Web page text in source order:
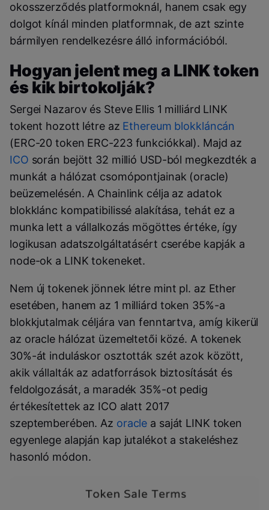
okosszerződés platformoknál, hanem csak egy
dolgot kínál minden platformnak, de azt szinte
bármilyen rendelkezésre álló információból.
Hogyan jelent meg a LINK token
és kik birtokolják?
Sergei Nazarov és Steve Ellis 1 milliárd LINK
tokent hozott létre az Ethereum blokkláncán
(ERC-20 token ERC-223 funkciókkal). Majd az
ICO során bejött 32 millió USD-ból megkezdték a
munkát a hálózat csomópontjainak (oracle)
beüzemelésén. A Chainlink célja az adatok
blokklánc kompatibilissé alakítása, tehát ez a
munka lett a vállalkozás mögöttes értéke, így
logikusan adatszolgáltatásért cserébe kapják a
node-ok a LINK tokeneket.
Nem új tokenek jönnek létre mint pl. az Ether
esetében, hanem az 1 milliárd token 35%-a
blokkjutalmak céljára van fenntartva, amíg kikerül
az oracle hálózat üzemeltetői közé. A tokenek
30%-át induláskor osztották szét azok között,
akik vállalták az adatforrások biztosítását és
feldolgozását, a maradék 35%-ot pedig
értékesítettek az ICO alatt 2017
szeptemberében. Az oracle a saját LINK token
egyenlege alapján kap jutalékot a stakeléshez
hasonló módon.